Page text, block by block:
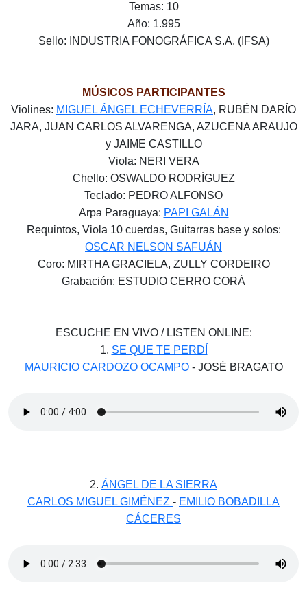
Temas: 10
Año: 1.995
Sello: INDUSTRIA FONOGRÁFICA S.A. (IFSA)
MÚSICOS PARTICIPANTES
Violines: MIGUEL ÁNGEL ECHEVERRÍA, RUBÉN DARÍO
JARA, JUAN CARLOS ALVARENGA, AZUCENA ARAUJO
y JAIME CASTILLO
Viola: NERI VERA
Chello: OSWALDO RODRÍGUEZ
Teclado: PEDRO ALFONSO
Arpa Paraguaya: PAPI GALÁN
Requintos, Viola 10 cuerdas, Guitarras base y solos:
OSCAR NELSON SAFUÁN
Coro: MIRTHA GRACIELA, ZULLY CORDEIRO
Grabación: ESTUDIO CERRO CORÁ
ESCUCHE EN VIVO / LISTEN ONLINE:
1. SE QUE TE PERDÍ
MAURICIO CARDOZO OCAMPO- JOSÉ BRAGATO
2. ÁNGEL DE LA SIERRA
CARLOS MIGUEL GIMÉNEZ - EMILIO BOBADILLA
CÁCERES